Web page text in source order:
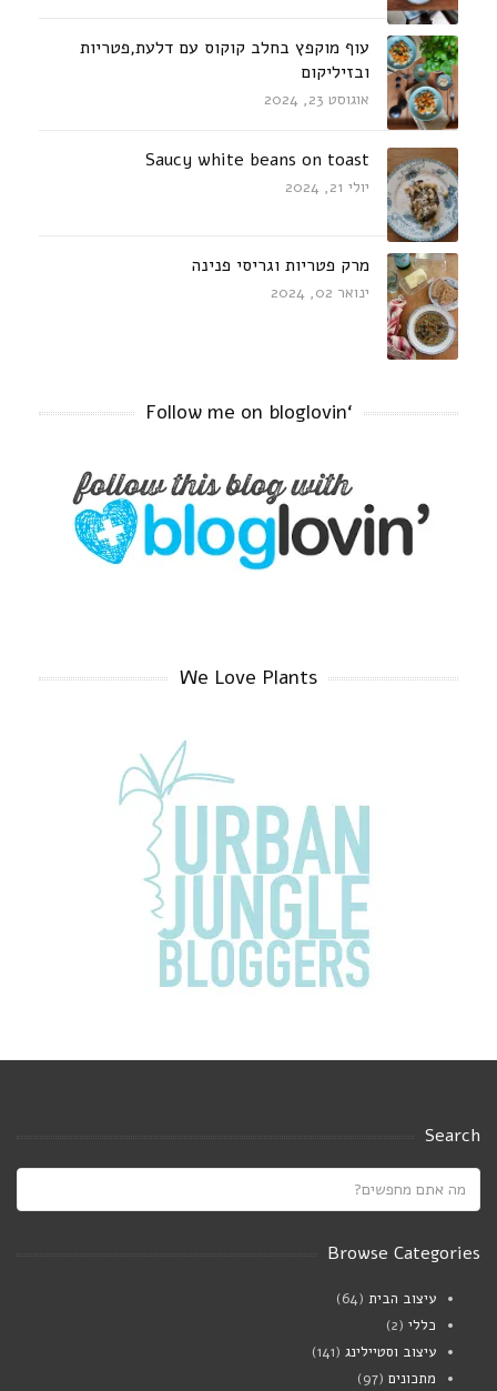
עוף מוקפץ בחלב קוקוס עם דלעת,פטריות
ובזיליקום
אוגוסט 23, 2024
Saucy white beans on toast
יולי 21, 2024
מרק פטריות וגריסי פנינה
ינואר 02, 2024
‘Follow me on bloglovin
We Love Plants
Search
Browse Categories
עיצוב הבית (64)
כללי (2)
עיצוב וסטיילינג (141)
מתכונים (97)